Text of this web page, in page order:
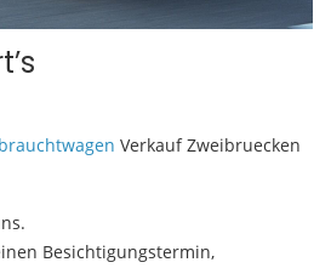
Verkauf Zweibruecken
Besichtigungstermin,